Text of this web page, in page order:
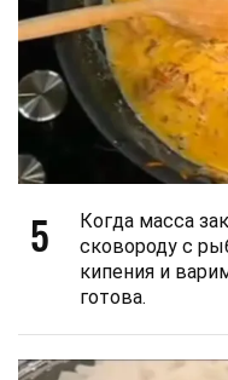
5
Когда масса
сковороду с
кипения и
готова.